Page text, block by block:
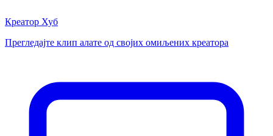
Креатор Хуб
Прегледајте клип алате од својих омиљених креатора